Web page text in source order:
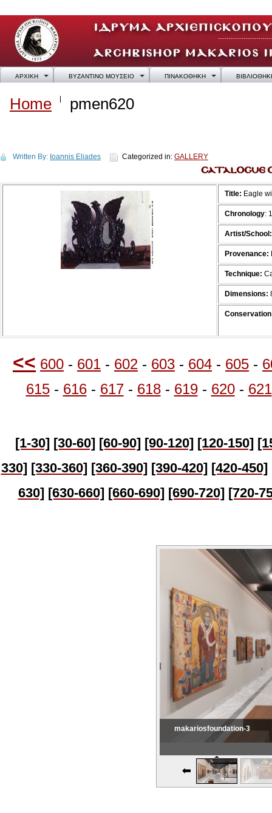
ΑΡΧΙΚΗ ΒΥΖΑΝΤΙΝΟ ΜΟΥΣΕΙΟ ΠΙΝΑΚΟΘΗΚΗ
Home pmen620
Written By: Ioannis Eliades Categorized in: GALLERY
Title: Eagle
Chronology:
Artist/School:
Provenance:
Technique:
Dimensions:
<< 600 - 601 - 602 - 603 - 604 - 605 -
615- 616- 617- 618- 619- 620- 621
[1-30] [30-60] [60-90] [90-120] [120-150]
330] [330-360] [360-390] [390-420] [420-450]
630] [630-660] [660-690] [690-720] [720-
makariosfoundation-3